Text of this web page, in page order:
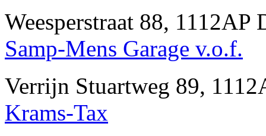
Weesperstraat 88,
Samp-Mens Garage v.o.f.
Verrijn Stuartweg 89,
Krams-Tax